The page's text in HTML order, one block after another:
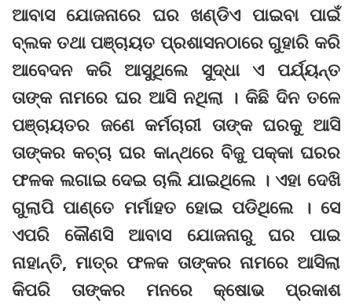
ଆବାସ ଯୋଜନାରେ ଘର ଖଣ୍ଡିଏ ପାଇବା ପାଇଁ
ବ୍ଲକ ତଥା ପଞ୍ଚାୟତ ପ୍ରଶାସନଠାରେ ଗୁହାରି କରି
ଆବେଦନ କରି ଆସୁଥିଲେ ସୁଦ୍ଧା ଏ ପର୍ଯ୍ୟନ୍ତ
ତାଙ୍କ ନାମରେ ଘର ଆସି ନଥିଲା । କିଛି ଦିନ ତଳେ
ପଞ୍ଚାୟତର ଜଣେ କର୍ମଚାରୀ ତାଙ୍କ ଘରକୁ ଆସି
ତାଙ୍କର କଚ୍ଚା ଘର କାନ୍ଥରେ ବିଜୁ ପକ୍କା ଘରର
ଫଳକ ଲଗାଇ ଦେଇ ଚାଲି ଯାଇଥିଲେ । ଏହା ଦେଖି
ଗୁଲାପି ପାଣ୍ତେ ମର୍ମାହତ ହୋଇ ପଡିଥିଲେ । ସେ
ଏପରି କୌଣସି ଆବାସ ଯୋଜନାରୁ ଘର ପାଇ
ନାହାନ୍ତି, ମାତ୍ର ଫଳକ ତାଙ୍କର ନାମରେ ଆସିଲା
କିପରି ତାଙ୍କର ମନରେ କ୍ଷୋଭ ପ୍ରକାଶ